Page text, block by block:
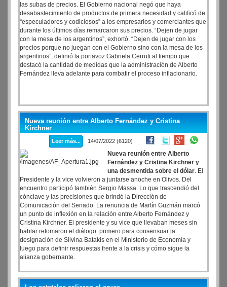
las subas de precios. El Gobierno nacional negó que haya
desabastecimiento de productos de primera necesidad y calificó de
“especuladores y codiciosos” a los empresarios y comerciantes que
durante los últimos días remarcaron sus precios. “Dejen de jugar
con la mesa de los argentinos”, exhortó. “Dejen de jugar con los
precios porque no juegan con el Gobierno sino con la mesa de los
argentinos”, definió la portavoz Gabriela Cerruti al tiempo que
destacó la cantidad de medidas que la administración de Alberto
Fernández lleva adelante para combatir el proceso inflacionario.
Nueva reunión entre Alberto Fernández y Cristina
Kirchner
Leer más... 14/07/2022 (6120)
Nueva reunión entre Alberto
Fernández y Cristina Kirchner y
una desmentida sobre el dólar. El
Presidente y la vice volvieron a juntarse anoche en Olivos. Del
encuentro participó también Sergio Massa. Lo que trascendió del
cónclave y las precisiones que brindó la Dirección de
Comunicación del Senado. La renuncia de Martín Guzmán marcó
un punto de inflexión en la relación entre Alberto Fernández y
Cristina Kirchner. El presidente y su vice que llevaban meses sin
hablar retomaron el diálogo: primero para consensuar la
designación de Silvina Batakis en el Ministerio de Economía y
luego para definir respuestas frente a la crisis y cómo sigue la
alianza gobernante.